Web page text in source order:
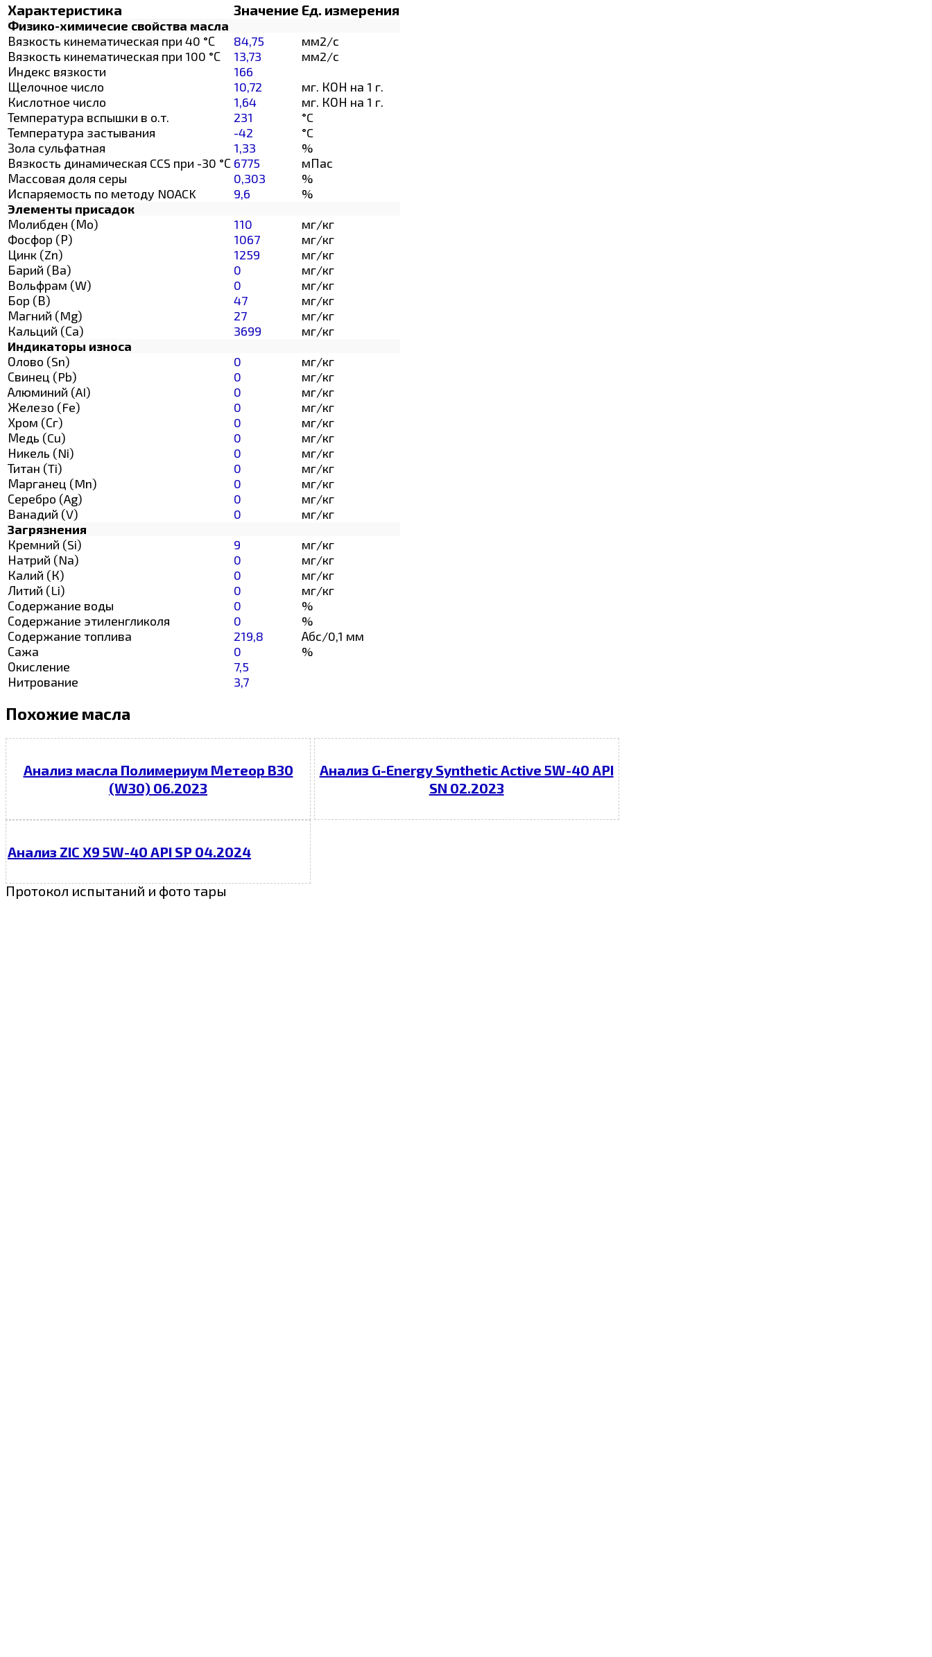
Характеристика
Значение Ед. измерения
Физико-химичесие свойства масла
Вязкость кинематическая при 40 °С
84,75
мм2/с
Вязкость кинематическая при 100 °С
13,73
мм2/с
Индекс вязкости
166
Щелочное число
10,72
мг. КОН на 1 г.
Кислотное число
1,64
мг. КОН на 1 г.
Температура вспышки в о.т.
231
°C
Температура застывания
-42
°C
Зола сульфатная
1,33
%
Вязкость динамическая CCS при -30 °С 6775
мПас
Массовая доля серы
0,303
%
Испаряемость по методу NOACK
9,6
%
Элементы присадок
Молибден (Мо)
110
мг/кг
Фосфор (Р)
1067
мг/кг
Цинк (Zn)
1259
мг/кг
Барий (Ва)
0
мг/кг
Вольфрам (W)
0
мг/кг
Бор (В)
47
мг/кг
Магний (Mg)
27
мг/кг
Кальций (Са)
3699
мг/кг
Индикаторы износа
Олово (Sn)
0
мг/кг
Свинец (Pb)
0
мг/кг
Алюминий (AI)
0
мг/кг
Железо (Fe)
0
мг/кг
Хром (Сг)
0
мг/кг
Медь (Cu)
0
мг/кг
Никель (Ni)
0
мг/кг
Титан (Ti)
0
мг/кг
Марганец (Mn)
0
мг/кг
Серебро (Ag)
0
мг/кг
Ванадий (V)
0
мг/кг
Загрязнения
Кремний (Si)
9
мг/кг
Натрий (Na)
0
мг/кг
Калий (К)
0
мг/кг
Литий (Li)
0
мг/кг
Содержание воды
0
%
Содержание этиленгликоля
0
%
Содержание топлива
219,8
Абс/0,1 мм
Сажа
0
%
Окисление
7,5
Нитрование
3,7
Похожие масла
Анализ масла Полимериум Метеор В30
(W30) 06.2023
Анализ G-Energy Synthetic Active 5W-40 API
SN 02.2023
Анализ ZIC X9 5W-40 API SP 04.2024
Протокол испытаний и фото тары